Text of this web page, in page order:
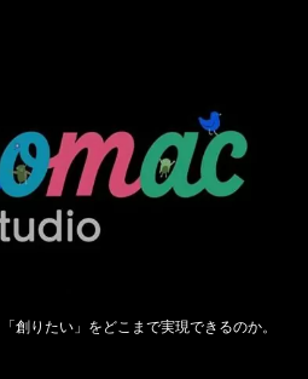
創りたい」をどこまで実現できるのか。